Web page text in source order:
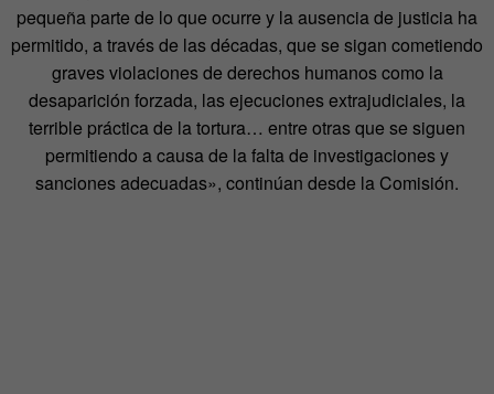
pequeña parte de lo que ocurre y la ausencia de justicia ha
permitido, a través de las décadas, que se sigan cometiendo
graves violaciones de derechos humanos como la
desaparición forzada, las ejecuciones extrajudiciales, la
terrible práctica de la tortura… entre otras que se siguen
permitiendo a causa de la falta de investigaciones y
sanciones adecuadas», continúan desde la Comisión.